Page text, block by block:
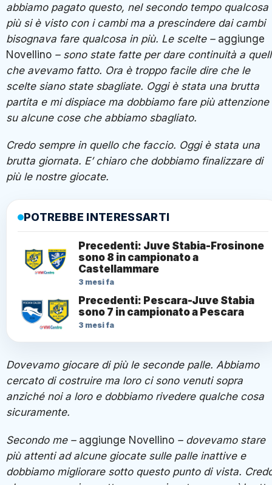
abbiamo pagato questo, nel secondo tempo qualcosa
più si è visto con i cambi ma a prescindere dai cambi
bisognava fare qualcosa in più. Le scelte – aggiunge
Novellino – sono state fatte per dare continuità a
che avevamo fatto. Ora è troppo facile dire che le
scelte siano state sbagliate. Oggi è stata una brutta
partita e mi dispiace ma dobbiamo fare più attenzione
su alcune cose che abbiamo sbagliato.
Credo sempre in quello che faccio. Oggi è stata una
brutta giornata. E’ chiaro che dobbiamo finalizzare di
più le nostre giocate.
POTREBBE INTERESSARTI
Precedenti: Juve Stabia-Frosinone
sono 8 in campionato a
Castellammare
3 mesi fa
Precedenti: Pescara-Juve Stabia
sono 7 in campionato a Pescara
3 mesi fa
Dovevamo giocare di più le seconde palle. Abbiamo
cercato di costruire ma loro ci sono venuti sopra
anziché noi a loro e dobbiamo rivedere qualche cosa
sicuramente.
Secondo me – aggiunge Novellino – dovevamo stare
più attenti ad alcune giocate sulle palle inattive e
dobbiamo migliorare sotto questo punto di vista.